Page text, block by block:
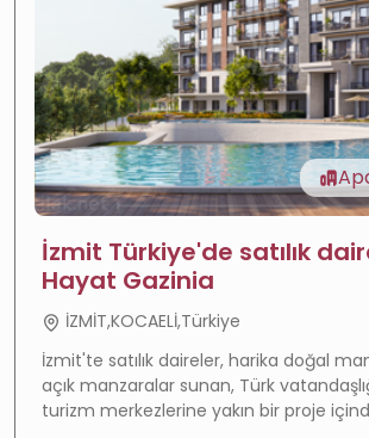
İzmit Türkiye'de satılık
Hayat Gazinia
İZMİT,KOCAELİ,Türkiye
İzmit'te satılık daireler, harika doğal
açık manzaralar sunan, Türk
turizm merkezlerine yakın bir proje
Değer artışı—Hızla gelişen bölge